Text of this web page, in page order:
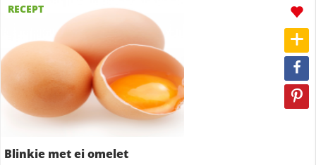
RECEPT
Blinkie met ei omelet